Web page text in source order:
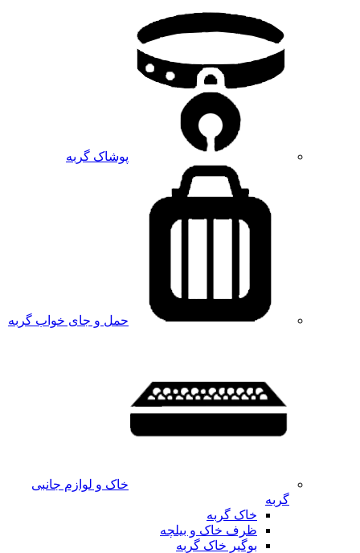
پوشاک گربه
حمل و جای خواب گربه
خاک و لوازم جانبی
گربه
خاک گربه
ظرف خاک و بیلچه
بوگیر خاک گربه